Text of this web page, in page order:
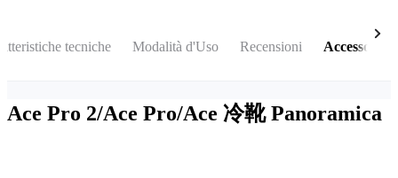
tecniche Modalità d'Uso Recensioni Accessori
Ace Pro 2/Ace Pro/Ace 冷靴Panoramica